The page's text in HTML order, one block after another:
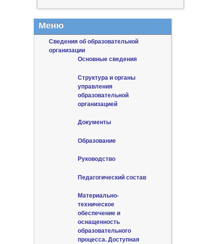
Меню
Сведения об образовательной
организации
Основные сведения
Структура и органы
управления
образовательной
организацией
Документы
Образование
Руководство
Педагогический состав
Материально-
техническое
обеспечение и
оснащенность
образовательного
процесса. Доступная